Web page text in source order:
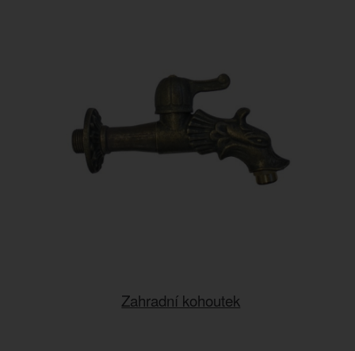
Zahradní kohoutek